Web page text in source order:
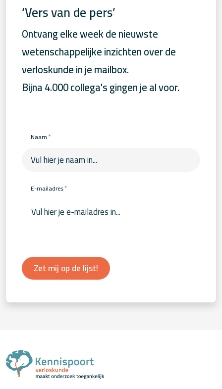
‘Vers van de pers’
Ontvang elke week de nieuwste
wetenschappelijke inzichten over de
verloskunde in je mailbox.
Bijna 4.000 collega's gingen je al voor.
Naam*
E-mailadres*
Zet mij op de lijst!